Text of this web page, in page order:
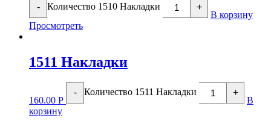
- Количество 1510 Накладки +
В корзину
Просмотреть
1511 Накладки
160.00 Р
- Количество 1511 Накладки +
В
корзину